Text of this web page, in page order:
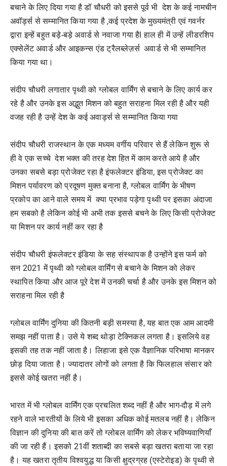
बचाने के लिए दिया गया है डॉ चौधरी को इससे पूर्व भी देश के कई नामचीन
अवॉर्ड्स से सम्मानित किया गया है ,कई प्रदेश के मुख्यमंत्री एवं गवर्नर
द्वारा इन्हें बहुत बड़े-बड़े अवार्ड से नवाजा गया हैl हाल ही में उन्हें लीडरशिप
एक्सेलेंट अवार्ड और आइकन्स एंड ट्रैलब्लेज़र्स अवार्ड से भी सम्मानित
किया गया था।
संदीप चौधरी लगातार पृथ्वी को ग्लोबल वार्मिंग से बचाने के लिए कार्य कर
रहे है और उनके इस अद्भुत मिशन को बहुत सराहना मिल रही है और यही
वजह रही है उन्हें देश के कई अवार्ड्स से सम्मानित किया गया
संदीप चौधरी राजस्थान के एक मध्यम वर्गीय परिवार से हैं लेकिन शुरू से
ही वे एक सच्चे देश भक्त की तरह देश हित में काम करते आये है और
उनका सबसे बड़ा प्रोजेक्ट रहा है इंफलेक्टर इंडिया, इस प्रोजेक्ट का
मिशन पर्यावरण को प्रदूषण मुक्त बनाना है, ग्लोबल वार्मिंग के भीषण
प्रकोप का आने वाले समय में क्या प्रभाव पड़ेगा पृथ्वी पर इसका अंदाजा
हम सबको है लेकिन कोई भी अभी तक इससे बचने के लिए किसी प्रोजेक्ट
या मिशन पर कार्य नहीं कर रहा है
संदीप चौधरी इंफलेक्टर इंडिया के सह संस्थापक है उन्होंने इस फर्म को
सन 2021 में पृथ्वी को ग्लोबल वार्मिंग से बचाने के मिशन को लेकर
स्थापित किया और आज पूरे देश में उनकी चर्चा है और उनके इस मिशन को
सराहना मिल रही है
ग्लोबल वार्मिंग दुनिया की कितनी बड़ी समस्या है, यह बात एक आम आदमी
समझ नहीं पाता है। उसे ये शब्द थोड़ा टेक्निकल लगता है। इसलिये वह
इसकी तह तक नहीं जाता है। लिहाजा इसे एक वैज्ञानिक परिभाषा मानकर
छोड़ दिया जाता है। ज्यादातर लोगों को लगता है कि फिलहाल संसार को
इससे कोई खतरा नहीं है।
भारत में भी ग्लोबल वार्मिंग एक प्रचलित शब्द नहीं है और भाग-दौड़ में लगे
रहने वाले भारतीयों के लिये भी इसका अधिक कोई मतलब नहीं है। लेकिन
विज्ञान की दुनिया की बात करें तो ग्लोबल वार्मिंग को लेकर भविष्यवाणियाँ
की जा रही हैं। इसको 21वीं शताब्दी का सबसे बड़ा खतरा बताया जा रहा
है। यह खतरा तृतीय विश्वयुद्ध या किसी क्षुद्रग्रह (एस्टेरोइड) के पृथ्वी से